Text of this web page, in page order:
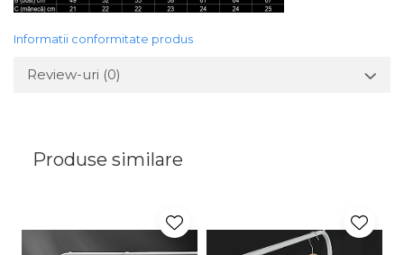
Informatii conformitate produs
Review-uri (0)
Produse similare